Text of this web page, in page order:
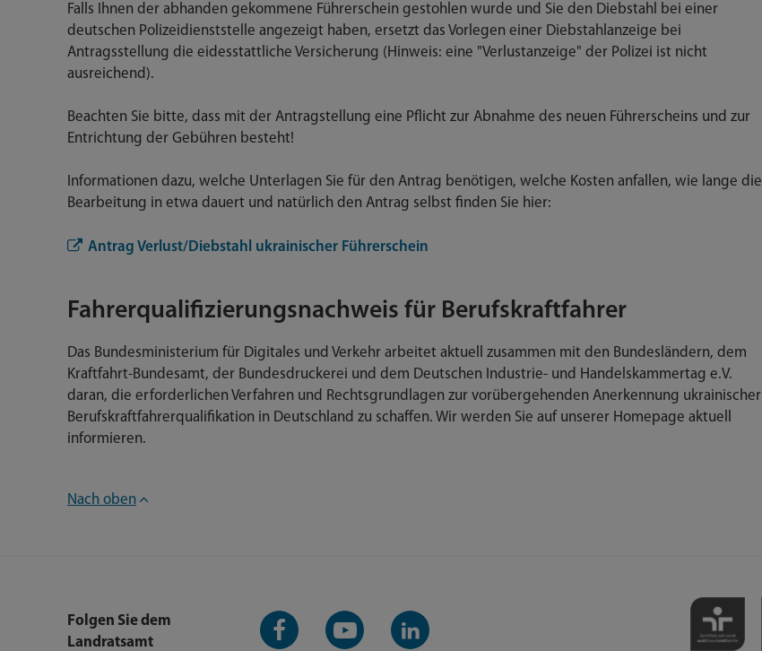
Falls Ihnen der abhanden gekommene Führerschein gestohlen wurde und Sie den Diebstahl bei einer
deutschen Polizeidienststelle angezeigt haben, ersetzt das Vorlegen einer Diebstahlanzeige bei
Antragsstellung die eidesstattliche Versicherung (Hinweis: eine "Verlustanzeige" der Polizei ist nicht
ausreichend).
Beachten Sie bitte, dass mit der Antragstellung eine Pflicht zur Abnahme des neuen Führerscheins und zur
Entrichtung der Gebühren besteht!
Informationen dazu, welche Unterlagen Sie für den Antrag benötigen, welche Kosten anfallen, wie lange die
Bearbeitung in etwa dauert und natürlich den Antrag selbst finden Sie hier:
Antrag Verlust/Diebstahl ukrainischer Führerschein
Fahrerqualifizierungsnachweis für Berufskraftfahrer
Das Bundesministerium für Digitales und Verkehr arbeitet aktuell zusammen mit den Bundesländern, dem
Kraftfahrt-Bundesamt, der Bundesdruckerei und dem Deutschen Industrie- und Handelskammertag e.V.
daran, die erforderlichen Verfahren und Rechtsgrundlagen zur vorübergehenden Anerkennung ukrainischer
Berufskraftfahrerqualifikation in Deutschland zu schaffen. Wir werden Sie auf unserer Homepage aktuell
informieren.
Nach oben
Folgen Sie dem
Landratsamt
Facebook-
Seite
YouTube-
Kanal
LinkedIn-
Kanal